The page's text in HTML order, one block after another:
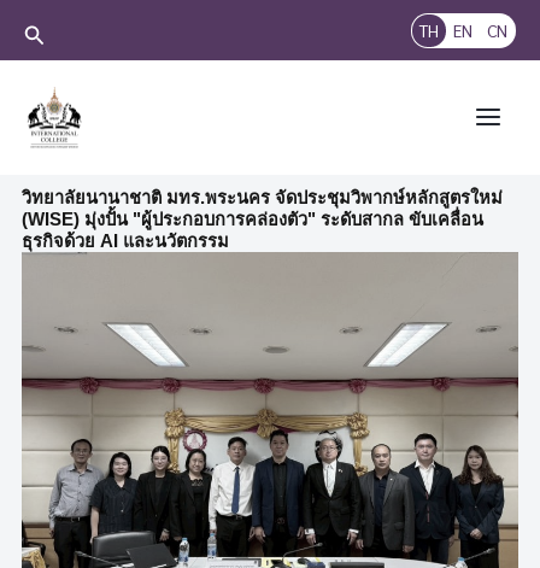
Search TH EN CN
Menu
วิทยาลัยนานาชาติ มทร.พระนคร จัดประชุมวิพากษ์หลักสูตรใหม่
(WISE) มุ่งปั้น "ผู้ประกอบการคล่องตัว" ระดับสากล ขับเคลื่อน
ธุรกิจด้วย AI และนวัตกรรม